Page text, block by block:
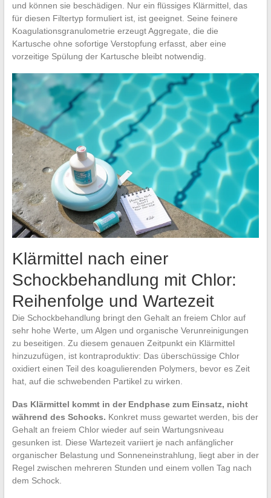
und können sie beschädigen. Nur ein flüssiges Klärmittel, das
für diesen Filtertyp formuliert ist, ist geeignet. Seine feinere
Koagulationsgranulometrie erzeugt Aggregate, die die
Kartusche ohne sofortige Verstopfung erfasst, aber eine
vorzeitige Spülung der Kartusche bleibt notwendig.
Klärmittel nach einer
Schockbehandlung mit Chlor:
Reihenfolge und Wartezeit
Die Schockbehandlung bringt den Gehalt an freiem Chlor auf
sehr hohe Werte, um Algen und organische Verunreinigungen
zu beseitigen. Zu diesem genauen Zeitpunkt ein Klärmittel
hinzuzufügen, ist kontraproduktiv: Das überschüssige Chlor
oxidiert einen Teil des koagulierenden Polymers, bevor es Zeit
hat, auf die schwebenden Partikel zu wirken.
Das Klärmittel kommt in der Endphase zum Einsatz, nicht
während des Schocks. Konkret muss gewartet werden, bis der
Gehalt an freiem Chlor wieder auf sein Wartungsniveau
gesunken ist. Diese Wartezeit variiert je nach anfänglicher
organischer Belastung und Sonneneinstrahlung, liegt aber in der
Regel zwischen mehreren Stunden und einem vollen Tag nach
dem Schock.